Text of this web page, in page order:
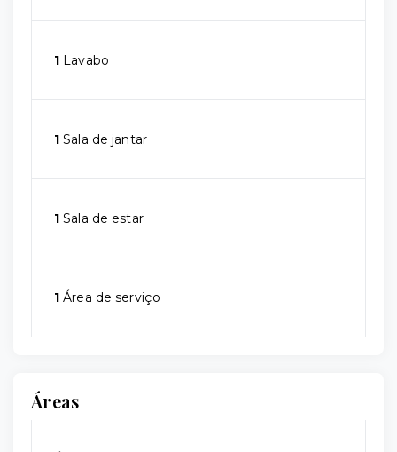
1 Lavabo
1 Sala de jantar
1 Sala de estar
1 Área de serviço
Áreas